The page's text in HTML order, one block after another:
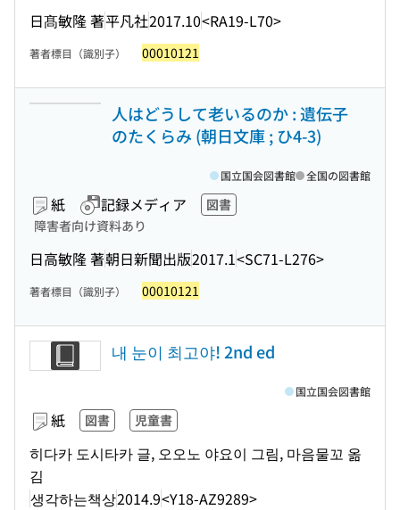
日髙敏隆 著平凡社2017.10<RA19-L70>
著者標目（識別子） 00010121
人はどうして老いるのか : 遺伝子
のたくらみ (朝日文庫 ; ひ4-3)
紙 記録メディア
図書
障害者向け資料あり
日高敏隆 著朝日新聞出版2017.1<SC71-L276>
国立国会図書館 全国の図書館
著者標目（識別子） 00010121
내 눈이 최고야! 2nd ed
紙 図書 児童書
히다카 도시타카 글, 오오노 야요이 그림, 마음물꼬 옮
김
생각하는책상2014.9<Y18-AZ9289>
国立国会図書館